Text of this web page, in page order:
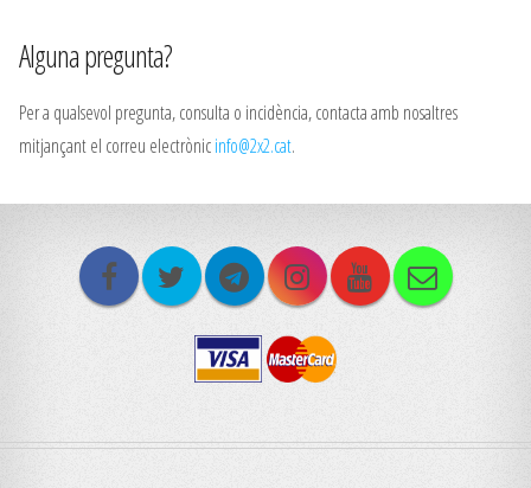
Alguna pregunta?
Per a qualsevol pregunta, consulta o incidència, contacta amb nosaltres
mitjançant el correu electrònicinfo@2x2.cat.